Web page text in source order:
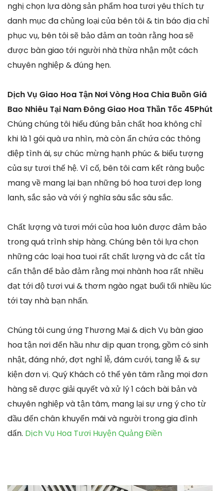
nghị chọn lựa dòng sản phẩm hoa tươi yêu thích tự
danh mục đa chủng loại của bên tôi & tin báo địa chỉ
phục vụ, bên tôi sẽ bảo đảm an toàn rằng hoa sẽ
được bàn giao tới người nhà thừa nhận một cách
chuyên nghiệp & đúng hẹn.
Dịch Vụ Giao Hoa Tận Nơi Vòng Hoa Chia Buồn Giá
Bao Nhiêu Tại Nam Đông Giao Hoa Thần Tốc 45Phút
Chúng chúng tôi hiểu đúng bản chất hoa không chỉ
khi là 1 gói quà ưa nhìn, mà còn ẩn chứa các thông
điệp tình ái, sự chúc mừng hạnh phúc & biểu tượng
của sự tươi thế hệ. Vì cố, bên tôi cam kết ràng buộc
mang về mang lại bạn những bó hoa tươi đẹp long
lanh, sắc sảo và với ý nghĩa sâu sắc sâu sắc.
Chất lượng và tươi mới của hoa luôn được đảm bảo
trong quá trình ship hàng. Chúng bên tôi lựa chọn
những các loại hoa tuoi rất chất lượng và đc cắt tỉa
cẩn thận để bảo đảm rằng mọi nhành hoa rất nhiều
đạt tới độ tươi vui & thơm ngào ngạt buổi tối nhiều lúc
tới tay nhà bạn nhấn.
Chúng tôi cung ứng Thương Mại & dịch Vụ bàn giao
hoa tận nơi đến hầu như dịp quan trọng, gồm có sinh
nhật, đáng nhớ, đợt nghỉ lễ, đám cưới, tang lễ & sự
kiện đơn vị. Quý Khách có thể yên tâm rằng mọi đơn
hàng sẽ được giải quyết và xử lý 1 cách bài bản và
chuyên nghiệp và tận tâm, mang lại sự ưng ý cho từ
đầu đến chân khuyến mãi và người trong gia đình
dấn. Dịch Vụ Hoa Tươi Huyện Quảng Điền